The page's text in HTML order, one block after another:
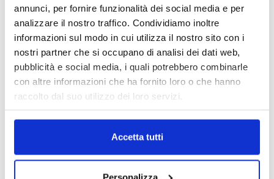
annunci, per fornire funzionalità dei social media e per
analizzare il nostro traffico. Condividiamo inoltre
informazioni sul modo in cui utilizza il nostro sito con i
nostri partner che si occupano di analisi dei dati web,
pubblicità e social media, i quali potrebbero combinarle
con altre informazioni che ha fornito loro o che hanno
raccolto dal suo utilizzo dei loro servizi.
Accetta tutti
Personalizza
DALLE AZIENDENotizie sponsorizzate
Prima Assicurazioni: grande
partecipazione alla Convention degli
intermediari partner 2026
MAGNIFICA HUMANITAS (l’impatto
dell’IA sul futuro e oltre)
1 Luglio 2026